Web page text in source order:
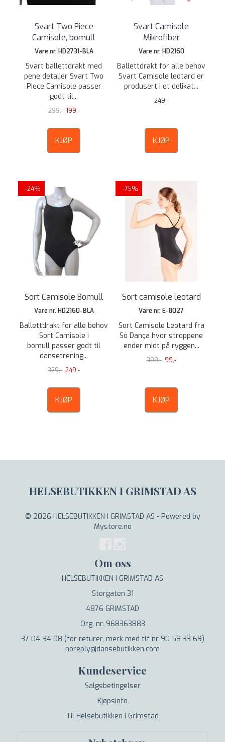
Svart Two Piece
Camisole, bomull
Vare nr. HD2731-BLA
Svart ballettdrakt med
pene detaljer Svart Two
Piece Camisole passer
godt til...
299,- 199,-
KJØP
Svart Camisole
Mikrofiber
Vare nr. HD2160
Ballettdrakt for alle behov
Svart Camisole leotard er
produsert i et delikat...
249,-
KJØP
-24%
Sort Camisole Bomull
Vare nr. HD2160-BLA
Ballettdrakt for alle behov
Sort Camisole i
bomull passer godt til
dansetrening...
329,- 249,-
KJØP
-75%
Sort camisole leotard
Vare nr. E-8027
Sort Camisole Leotard fra
Só Dança hvor stroppene
ender midt på ryggen...
399,- 99,-
KJØP
HELSEBUTIKKEN I GRIMSTAD AS
© 2026 HELSEBUTIKKEN I GRIMSTAD AS - Powered by
Mystore.no
Om oss
HELSEBUTIKKEN I GRIMSTAD AS
Storgaten 31
4876 GRIMSTAD
Org. nr. 968363883
37 04 94 08 (for returer, merk med tlf nr 90 58 33 69)
noreply@dansebutikken.com
Kundeservice
Salgsbetingelser
Kjøpsinfo
Til Helsebutikken i Grimstad